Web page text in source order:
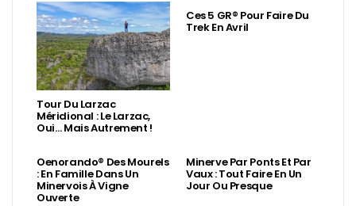
Tour Du Larzac
Méridional : Le Larzac,
Oui… Mais Autrement !
Ces 5 GR® Pour Faire Du
Trek En Avril
Oenorando® Des Mourels
: En Famille Dans Un
Minervois À Vigne
Ouverte
Minerve Par Ponts Et Par
Vaux : Tout Faire En Un
Jour Ou Presque